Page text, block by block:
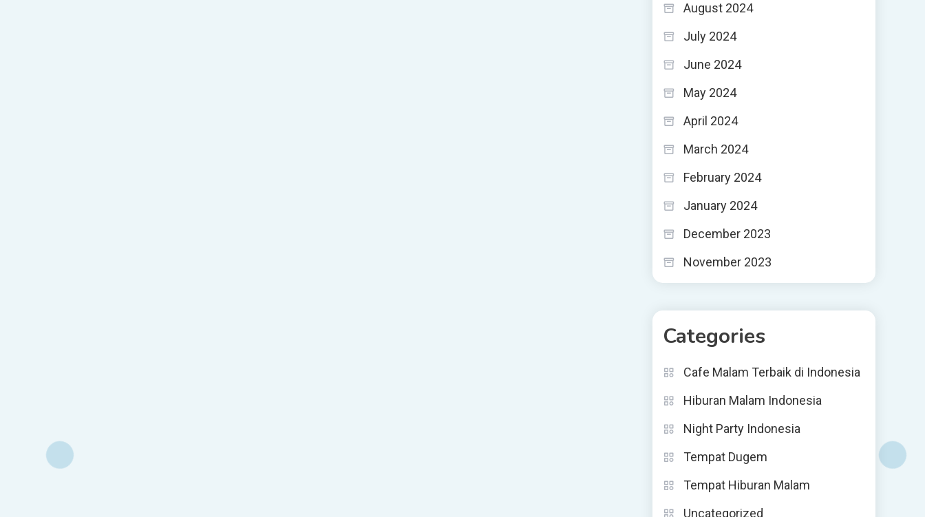
August 2024
July 2024
June 2024
May 2024
April 2024
March 2024
February 2024
January 2024
December 2023
November 2023
Categories
Cafe Malam Terbaik di Indonesia
Hiburan Malam Indonesia
Night Party Indonesia
Tempat Dugem
Tempat Hiburan Malam
Uncategorized